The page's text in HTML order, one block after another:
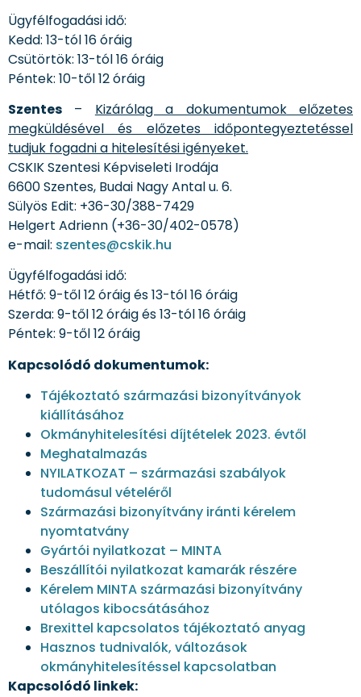
Ügyfélfogadási idő:
Kedd: 13-tól 16 óráig
Csütörtök: 13-tól 16 óráig
Péntek: 10-től 12 óráig
Szentes – Kizárólag a dokumentumok előzetes
megküldésével és előzetes időpontegyeztetéssel
tudjuk fogadni a hitelesítési igényeket.
CSKIK Szentesi Képviseleti Irodája
6600 Szentes, Budai Nagy Antal u. 6.
Sülyös Edit: +36-30/388-7429
Helgert Adrienn (+36-30/402-0578)
e-mail: szentes@cskik.hu
Ügyfélfogadási idő:
Hétfő: 9-től 12 óráig és 13-tól 16 óráig
Szerda: 9-től 12 óráig és 13-tól 16 óráig
Péntek: 9-től 12 óráig
Kapcsolódó dokumentumok:
Tájékoztató származási bizonyítványok
kiállításához
Okmányhitelesítési díjtételek 2023. évtől
Meghatalmazás
NYILATKOZAT – származási szabályok
tudomásul vételéről
Származási bizonyítvány iránti kérelem
nyomtatvány
Gyártói nyilatkozat – MINTA
Beszállítói nyilatkozat kamarák részére
Kérelem MINTA származási bizonyítvány
utólagos kibocsátásához
Brexittel kapcsolatos tájékoztató anyag
Hasznos tudnivalók, változások
okmányhitelesítéssel kapcsolatban
Kapcsolódó linkek: